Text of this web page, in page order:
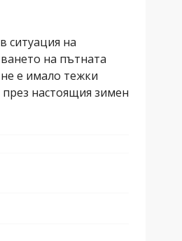
ситуация на
на пътната
е имало тежки
настоящия зимен